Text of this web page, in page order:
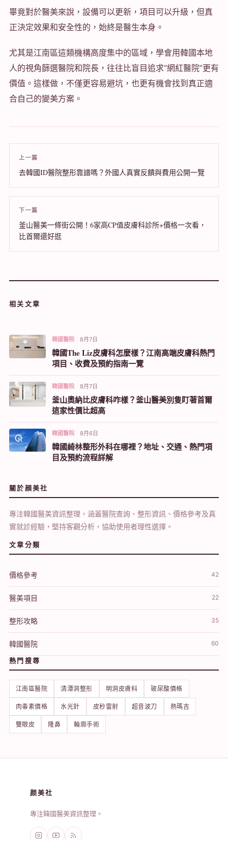
畢竟對於醫美來說，設備可以更新，項目可以升級，但真
正決定效果和安全性的，始終是醫生本身。
尤其是江南區這類機構高度集中的區域，學會用韓國本地
人的視角篩選醫院和院長，往往比盲目追求“網紅醫院”更有
價值。這樣做，不僅更容易避坑，也更有機會找到真正適
合自己的變美方案。
上一篇
去韓國ID醫院整形靠譜嗎？外國人真實反饋與費用公開一覽
下一篇
釜山醫美一條街公開！6家高CP值皮膚科診所+價格一次看，
比首爾還好逛
相关文章
韓國醫院 8月7日
韓國The Liz皮膚科怎麼樣？江南高端皮膚科熱門
項目、收費及預約指南一覽
韓國醫院 8月7日
釜山奧納比皮膚科咋樣？釜山醫美別隻盯著首爾
這家性價比超高
韓國醫院 8月6日
韓國綺林整形外科在哪裡？地址、交通、熱門項
目及預約流程詳解
關於顔美社
專注韓國醫美資訊整理，涵蓋醫院查詢、整形資訊、價格參考及真
實就診經驗，堅持客觀分析，協助使用者理性選擇。
文章分類
價格參考 42
醫美項目 22
整形攻略 35
韓國醫院 60
熱門搜尋
江南區醫院 清潭洞整形 明洞皮膚科 玻尿酸價格
肉毒素價格 水光針 皮秒雷射 超音波刀 熱瑪吉
雙眼皮 隆鼻 輪廓手術
颜美社
專注韓國醫美資訊整理。